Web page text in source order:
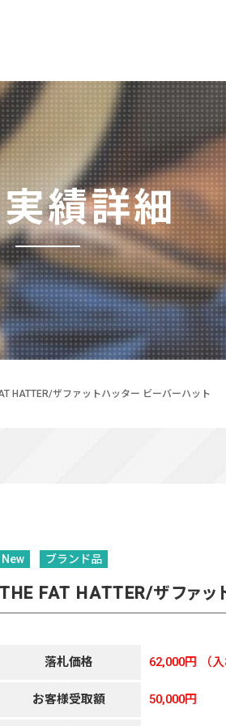
績詳細
HATTER/ザファットハッター ビーバーハット
New ブランド品
THE FAT HATTER/ザファッ
落札価格 62,000円 （
お客様受取額 50,000円